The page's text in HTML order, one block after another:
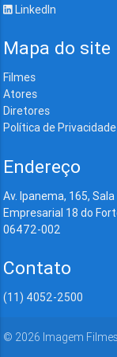
LinkedIn
Mapa do site
Filmes
Atores
Diretores
Política de Privacidade
Endereço
Av. Ipanema, 165,
Empresarial 18 do
06472-002
Contato
(11) 4052-2500
© 2026 Imagem Filmes